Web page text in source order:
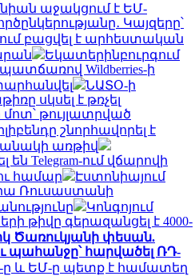
աջակցում է ԵՄ-
Կայզերը՝
բացվել է արհեստական
Եկատերինբուրգում
Wildberries-ի
ՆԱՏՕ-ի
սկսել է թռչել
թույլատրված
շնորհավորել է
առթիվ
Telegram-ում վճարովի
համար
Էստոնիայում
Ռուսաստանի
Կոնգոյում
թիվը գերազանցել է 4000-
Ծառուկյանի փեսան.
պահանջը՝ հարվածել ՌԴ-
ը և ԵՄ-ը պետք է համատեղ